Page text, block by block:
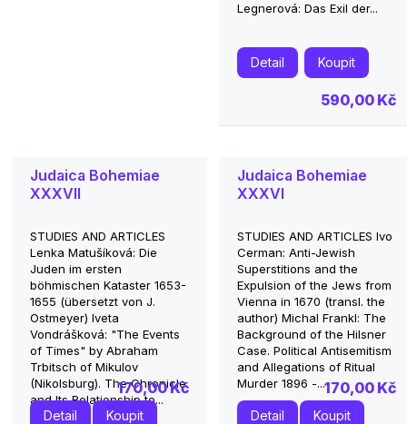
Legnerová: Das Exil der...
590,00 Kč
Detail Koupit
Judaica Bohemiae
XXXVII
STUDIES AND ARTICLES
Lenka Matušíková: Die
Juden im ersten
böhmischen Kataster 1653-
1655 (übersetzt von J.
Ostmeyer) Iveta
Vondrášková: "The Events
of Times" by Abraham
Trbitsch of Mikulov
(Nikolsburg). The Chronicle
and Its Relationship to...
170,00 Kč
Detail Koupit
Judaica Bohemiae
XXXVI
STUDIES AND ARTICLES Ivo
Cerman: Anti-Jewish
Superstitions and the
Expulsion of the Jews from
Vienna in 1670 (transl. the
author) Michal Frankl: The
Background of the Hilsner
Case. Political Antisemitism
and Allegations of Ritual
Murder 1896 -...170,00 Kč
Detail Koupit